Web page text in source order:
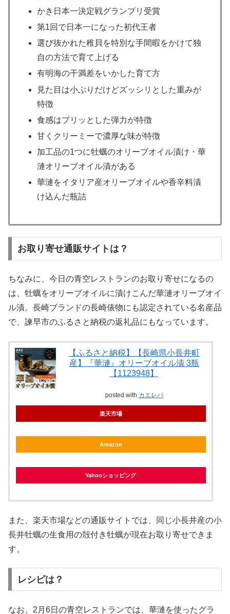
かき日本一決定戦グランプリ受賞
第1回で日本一になった初代王者
選び抜かれた稚貝を特別な手間暇をかけて独
自の方法で育て上げる
有明海の干満差をいかした育て方
見た目は小ぶりだけどズッシリとした重みが
特徴
食感はプリッとした弾力が特徴
甘くクリーミーで濃厚な味が特徴
加工品の1つに牡蠣のオリーブオイル漬け・華
漣オリーブオイル漬がある
華漣をイタリア産オリーブオイルや香辛料漬
け込んだ瓶詰
お取り寄せ通販サイトは？
ちなみに、今日の青空レストランのお取り寄せになるの
は、牡蠣をオリーブオイルに漬けこんだ華漣オリーブオイ
ル漬。長崎ブランドの長崎俵物にも認定されている名産品
で、諫早市のふるさと納税の返礼品にもなっています。
【ふるさと納税】【長崎県小長井町
産】『華漣』オリーブオイル漬 3瓶
【1123948】
posted with カエレバ
楽天市場
Amazon
Yahooショッピング
また、楽天市場などの通販サイトでは、同じ小長井産の小
長井牡蠣の生食用の殻付き牡蠣が現在お取り寄せできま
す。
レシピは？
なお、2月6日の青空レストランでは、華漣を使ったグラ